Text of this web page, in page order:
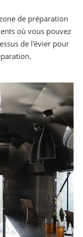
zone de préparation
où vous pouvez
de l'évier pour